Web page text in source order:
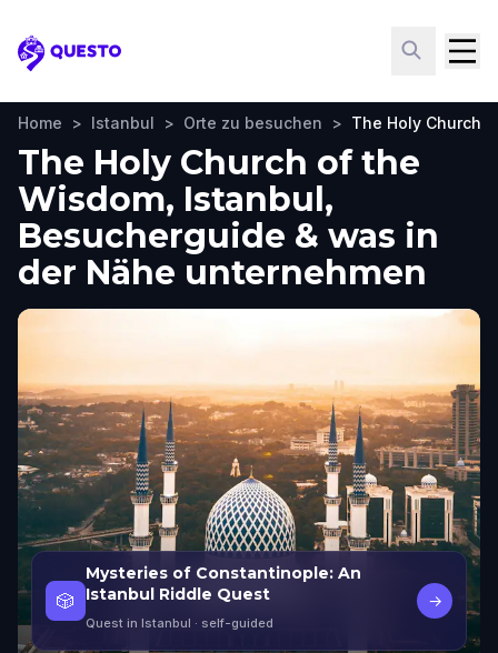
Questo
Home > Istanbul > Orte zu besuchen > The Holy Church
The Holy Church of the
Wisdom, Istanbul,
Besucherguide & was in
der Nähe unternehmen
🎲
Mysteries of Constantinople: An
Istanbul Riddle Quest
Quest in Istanbul · self-guided
→